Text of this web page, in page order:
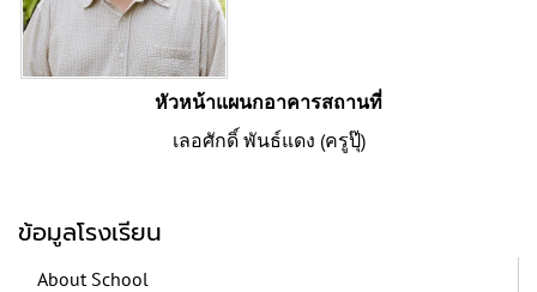
หัวหน้าแผนกอาคารสถานที่
เลอศักดิ์ พันธ์แดง (ครูปุ๊)
ข้อมูลโรงเรียน
About School